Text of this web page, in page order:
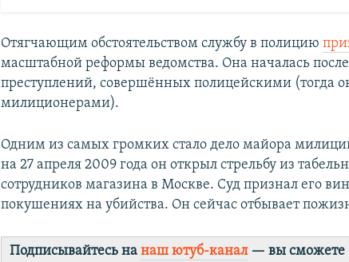
Отягчающим обстоятельством службу в полицию
масштабной реформы ведомства. Она началась
преступлений, совершённых полицейскими (тогда
милиционерами).
Одним из самых громких стало дело майора
на 27 апреля 2009 года он открыл стрельбу из
сотрудников магазина в Москве. Суд признал его
покушениях на убийства. Он сейчас отбывает
Подписывайтесь нанаш ютуб-канал— вы сможете